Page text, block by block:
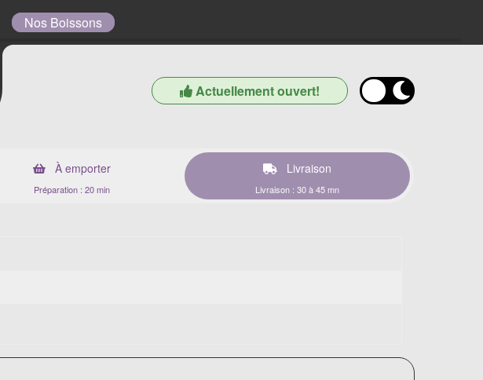
Nos Boissons
Actuellement ouvert!
À emporter
Préparation : 20 min
Livraison
Livraison : 30 à 45 mn